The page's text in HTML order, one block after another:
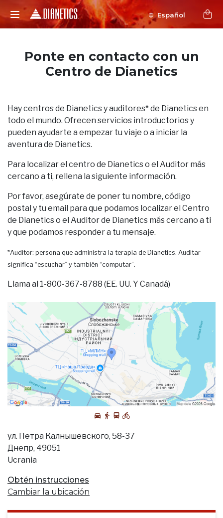
Español
Ponte en contacto con un
Centro de Dianetics
Hay centros de Dianetics y auditores* de Dianetics en
todo el mundo. Ofrecen servicios introductorios y
pueden ayudarte a empezar tu viaje o a iniciar la
aventura de Dianetics.
Para localizar el centro de Dianetics o el Auditor más
cercano a ti, rellena la siguiente información.
Por favor, asegúrate de poner tu nombre, código
postal y tu email para que podamos localizar el Centro
de Dianetics o el Auditor de Dianetics más cercano a ti
y que podamos responder a tu mensaje.
*Auditor: persona que administra la terapia de Dianetics. Auditar
significa “escuchar” y también “computar”.
Llama al 1-800-367-8788 (EE. UU. Y Canadá)
ул. Петра Калнышевского, 58-37
Днепр, 49051
Ucrania
Obtén instrucciones
Cambiar la ubicación